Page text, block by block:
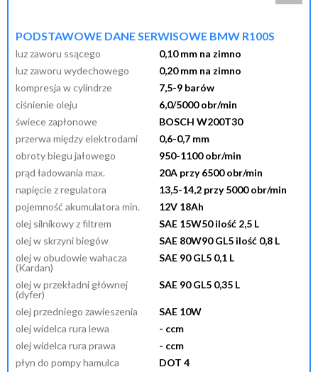
PODSTAWOWE DANE SERWISOWE BMW R100S
luz zaworu ssącego
0,10 mm na zimno
luz zaworu wydechowego
0,20 mm na zimno
kompresja w cylindrze
7,5-9 barów
ciśnienie oleju
6,0/5000 obr/min
świece zapłonowe
BOSCH W200T30
przerwa między elektrodami
0,6-0,7 mm
obroty biegu jałowego
950-1100 obr/min
prąd ładowania max.
20A przy 6500 obr/min
napięcie z regulatora
13,5-14,2 przy 5000 obr/min
pojemność akumulatora min.
12V 18Ah
olej silnikowy z filtrem
SAE 15W50 ilość 2,5 L
olej w skrzyni biegów
SAE 80W90 GL5 ilość 0,8 L
olej w obudowie wahacza
(Kardan)
SAE 90 GL5 0,1 L
olej w przekładni głównej
(dyfer)
SAE 90 GL5 0,35 L
olej przedniego zawieszenia
SAE 10W
olej widelca rura lewa
- ccm
olej widelca rura prawa
- ccm
płyn do pompy hamulca
DOT 4